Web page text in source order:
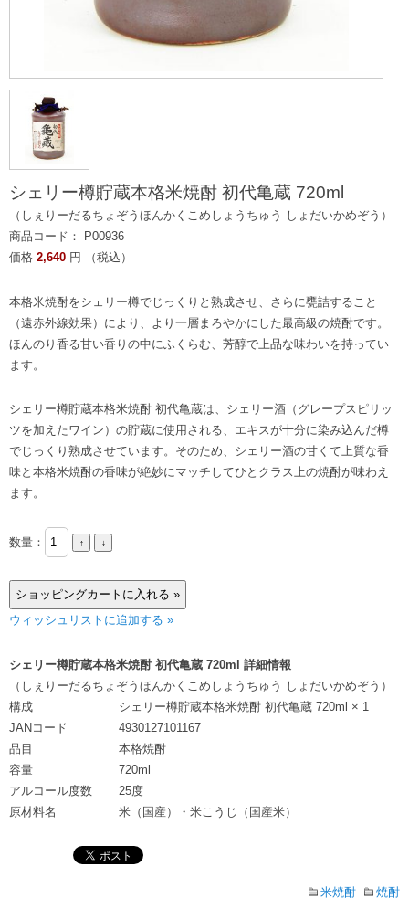
シェリー樽貯蔵本格米焼酎 初代亀蔵 720ml
（しぇりーだるちょぞうほんかくこめしょうちゅう しょだいかめぞう）
商品コード： P00936
価格 2,640 円 （税込）
本格米焼酎をシェリー樽でじっくりと熟成させ、さらに甕詰すること
（遠赤外線効果）により、より一層まろやかにした最高級の焼酎です。
ほんのり香る甘い香りの中にふくらむ、芳醇で上品な味わいを持ってい
ます。
シェリー樽貯蔵本格米焼酎 初代亀蔵は、シェリー酒（グレープスピリッ
ツを加えたワイン）の貯蔵に使用される、エキスが十分に染み込んだ樽
でじっくり熟成させています。そのため、シェリー酒の甘くて上質な香
味と本格米焼酎の香味が絶妙にマッチしてひとクラス上の焼酎が味わえ
ます。
数量：
ウィッシュリストに追加する »
シェリー樽貯蔵本格米焼酎 初代亀蔵 720ml 詳細情報
（しぇりーだるちょぞうほんかくこめしょうちゅう しょだいかめぞう）
構成
シェリー樽貯蔵本格米焼酎 初代亀蔵 720ml × 1
JANコード
4930127101167
品目
本格焼酎
容量
720ml
アルコール度数
25度
原材料名
米（国産）・米こうじ（国産米）
米焼酎 焼酎